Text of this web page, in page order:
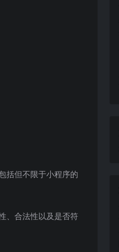
括但不限于小程序的
、合法性以及是否符